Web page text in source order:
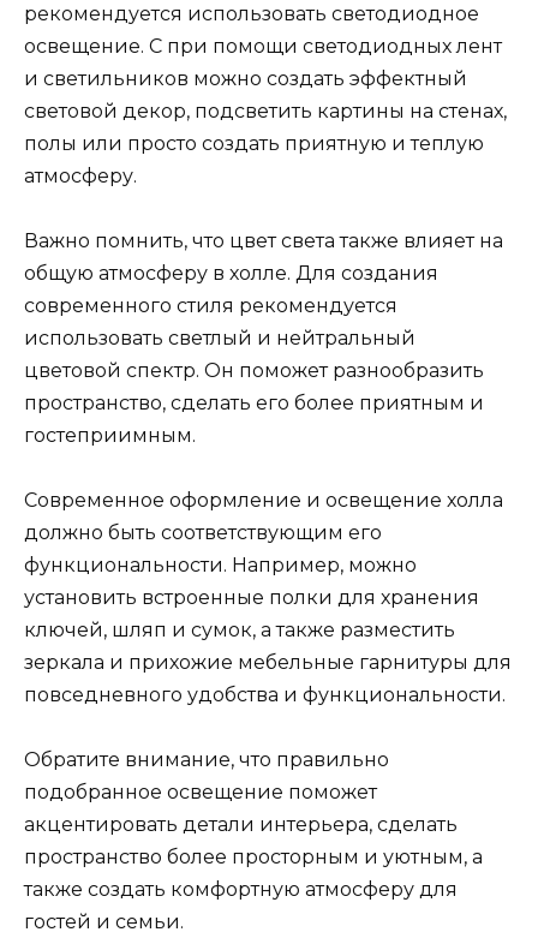
рекомендуется использовать светодиодное
освещение. С при помощи светодиодных лент
и светильников можно создать эффектный
световой декор, подсветить картины на стенах,
полы или просто создать приятную и теплую
атмосферу.
Важно помнить, что цвет света также влияет на
общую атмосферу в холле. Для создания
современного стиля рекомендуется
использовать светлый и нейтральный
цветовой спектр. Он поможет разнообразить
пространство, сделать его более приятным и
гостеприимным.
Современное оформление и освещение холла
должно быть соответствующим его
функциональности. Например, можно
установить встроенные полки для хранения
ключей, шляп и сумок, а также разместить
зеркала и прихожие мебельные гарнитуры для
повседневного удобства и функциональности.
Обратите внимание, что правильно
подобранное освещение поможет
акцентировать детали интерьера, сделать
пространство более просторным и уютным, а
также создать комфортную атмосферу для
гостей и семьи.